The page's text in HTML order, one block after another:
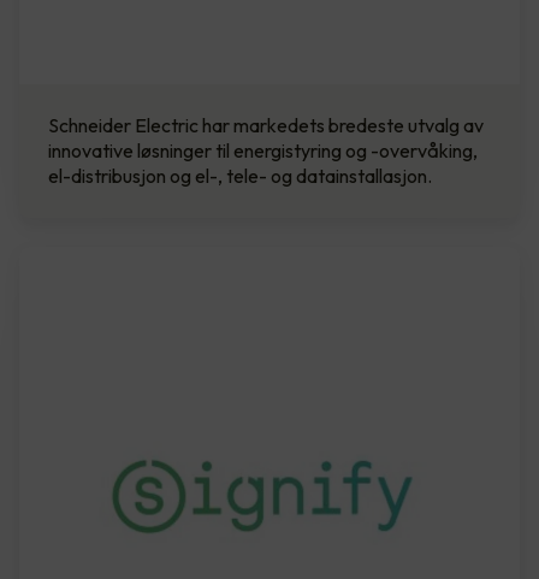
Schneider Electric har markedets bredeste utvalg av
innovative løsninger til energistyring og -overvåking,
el-distribusjon og el-, tele- og datainstallasjon.